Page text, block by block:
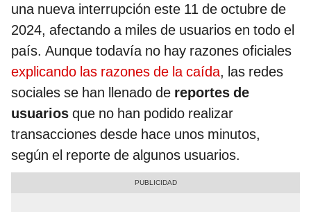
una nueva interrupción este 11 de octubre de
2024, afectando a miles de usuarios en todo el
país. Aunque todavía no hay razones oficiales
explicando las razones de la caída, las redes
sociales se han llenado de reportes de
usuarios que no han podido realizar
transacciones desde hace unos minutos,
según el reporte de algunos usuarios.